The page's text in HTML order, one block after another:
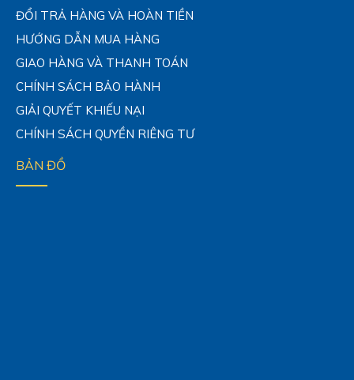
ĐỔI TRẢ HÀNG VÀ HOÀN TIỀN
HƯỚNG DẪN MUA HÀNG
GIAO HÀNG VÀ THANH TOÁN
CHÍNH SÁCH BẢO HÀNH
GIẢI QUYẾT KHIẾU NẠI
CHÍNH SÁCH QUYỀN RIÊNG TƯ
BẢN ĐỒ